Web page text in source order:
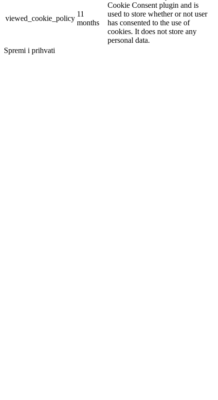
viewed_cookie_policy
11
months
Cookie Consent plugin and is
used to store whether or not user
has consented to the use of
cookies. It does not store any
personal data.
Spremi i prihvati